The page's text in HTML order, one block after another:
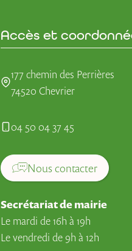
Accès et
177 chemin des Perrières
74520 Chevrier
04 50 04 37 45
Nous contacter
Secrétariat de mairie
Le mardi de 16h à 19h
Le vendredi de 9h à 12h